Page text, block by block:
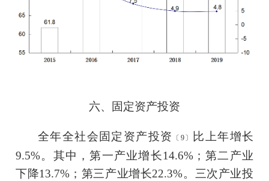
六、 固定资产投资
全年全社会固定资产投资 〔 9〕 比上年增长
9.5%。其中，第一产业增长14.6%；第二产业
下降13.7%；第三产业增长22.3%。三次产业投